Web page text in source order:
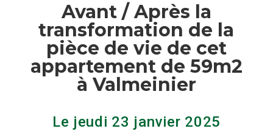
Avant / Après la
transformation de la
pièce de vie de cet
appartement de 59m2
à Valmeinier
Le jeudi 23 janvier 2025